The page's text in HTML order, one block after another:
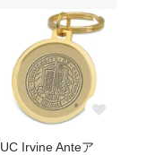
UC Irvine Anteア